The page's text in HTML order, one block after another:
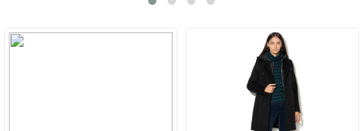
necesar și îți permite să te miști cu ușurință. Fiind un
casual și să ai mereu un look impecabil. În plus, paltonul
Vito este o idee excelentă de cadou pentru persoanele
dragi, fiind un articol vestimentar atemporal și practic.
Așa că nu mai sta pe gânduri și alege să oferi un cadou
care nu va trece neobservat!